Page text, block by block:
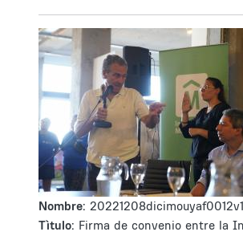
Nombre:
Tìtulo: Firma de convenio entre la